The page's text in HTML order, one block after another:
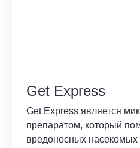
Get Express
Get Express является
препаратом, который
вредоносных